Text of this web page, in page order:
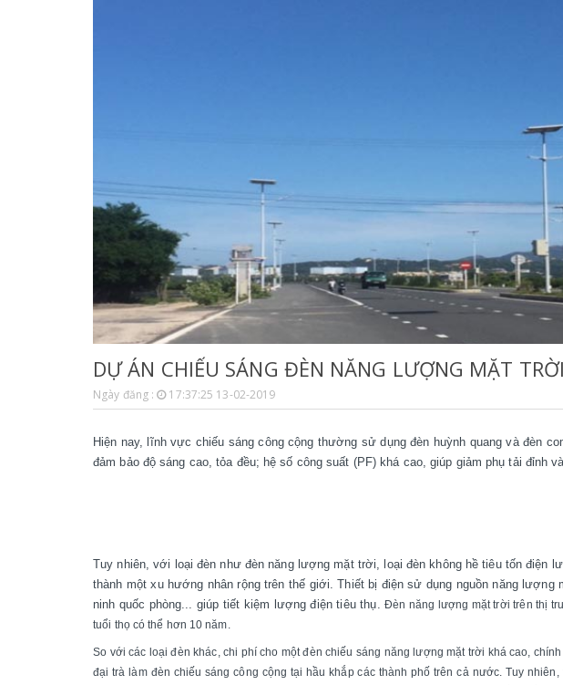
DỰ ÁN CHIẾU SÁNG ĐÈN NĂNG LƯỢNG MẶT
Ngày đăng : 17:37:25 13-02-2019
Hiện nay, lĩnh vực chiếu sáng công cộng thường sử dụng đèn huỳnh quang và đèn
đảm bảo độ sáng cao, tỏa đều; hệ số công suất (PF) khá cao, giúp giảm phụ tải đỉnh
Tuy nhiên, với loại đèn như đèn năng lượng mặt trời, loại đèn không hề tiêu tốn điện
thành một xu hướng nhân rộng trên thế giới. Thiết bị điện sử dụng nguồn năng
ninh quốc phòng... giúp tiết kiệm lượng điện tiêu thụ.Đèn năng lượng mặt trời trên thị
tuổi thọ có thể hơn 10 năm.
So với các loại đèn khác, chi phí cho một đèn chiếu sáng năng lượng mặt trời khá cao,
đại trà làm đèn chiếu sáng công cộng tại hầu khắp các thành phố trên cả nước. Tuy